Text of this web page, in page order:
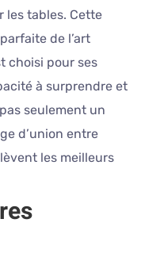
les tables. Cette
de l’art
choisi pour ses
à surprendre et
seulement un
d’union entre
les meilleurs